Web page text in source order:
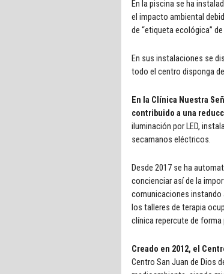
En la piscina se ha
el impacto ambiental
de “etiqueta ecológica”
En sus instalaciones se
todo el centro disponga
En la Clínica Nuestra
contribuido a una
iluminación por LED,
secamanos eléctricos.
Desde 2017 se ha
concienciar así de la
comunicaciones instando
los talleres de terapia
clínica repercute de
Creado en 2012, el
Centro San Juan de Dios